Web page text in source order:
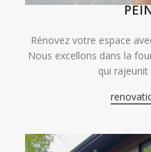
Rénovez votre espace
Nous excellons dans la
qui